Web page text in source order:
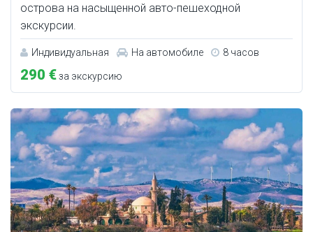
острова на насыщенной авто-пешеходной
экскурсии.
Индивидуальная На автомобиле 8 часов
290 €за экскурсию